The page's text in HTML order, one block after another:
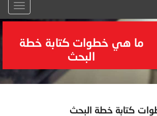
القائمة
ما هي خطوات كتابة خطة
البحث
كتابة خطة البحث